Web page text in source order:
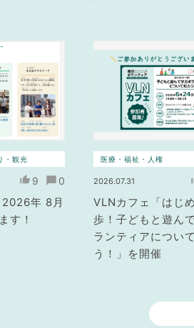
・観光
9 0
年 8月
す！
医療・福祉・人権
2026.07.31
VLNカフェ「はじ
歩！子どもと遊ん
ランティアについ
う！」を開催